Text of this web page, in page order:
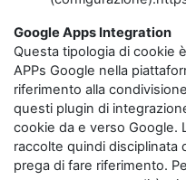
Google Apps Integration
Questa tipologia di cookie
APPs Google nella
riferimento alla
questi plugin di
cookie da e verso Google.
raccolte quindi disciplinata
prega di fare riferimento.